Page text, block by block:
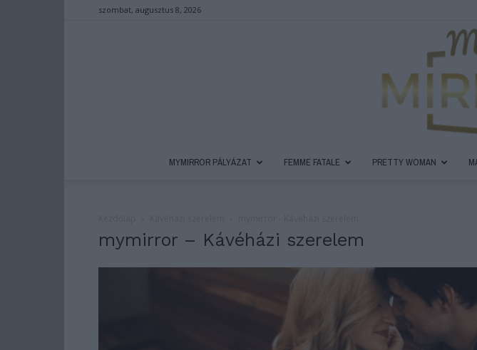
szombat, augusztus 8, 2026
MYMIRROR PÁLYÁZAT FEMME FATALE PRETTY WOMAN
mymirror – Kávéházi szerelem